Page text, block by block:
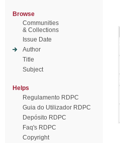
Browse
Communities
& Collections
Issue Date
Author
Title
Subject
Helps
Regulamento RDPC
Guia do Utilizador RDPC
Depósito RDPC
Faq's RDPC
Copyright